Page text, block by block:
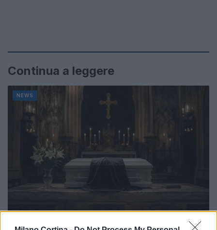
Continua a leggere
NEWS